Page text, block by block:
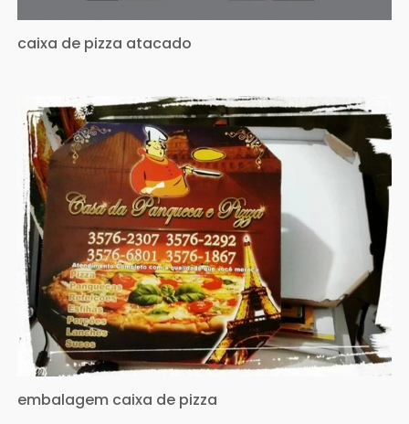
caixa de pizza atacado
embalagem caixa de pizza